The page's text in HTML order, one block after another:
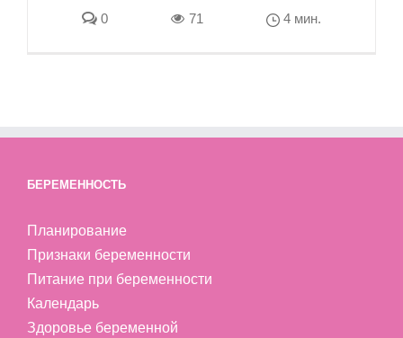
0 71 4 мин.
БЕРЕМЕННОСТЬ
Планирование
Признаки беременности
Питание при беременности
Календарь
Здоровье беременной